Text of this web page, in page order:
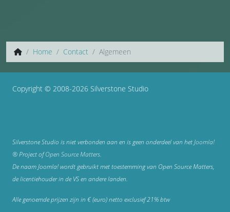
Home Contact Algemeen
Copyright © 2008-2026 Silverstone Studio
Silverstone Studio is niet verbonden aan en is geen onderdeel van hetJoomla!
®Project ofOpen Source Matters.
De naam Joomla! wordt gebruikt met toestemming van Open Source Matters,
de licentiehouder in de VS en andere landen.
Alle genoemde prijzen zijn in € (euro) netto exclusief 21% btw